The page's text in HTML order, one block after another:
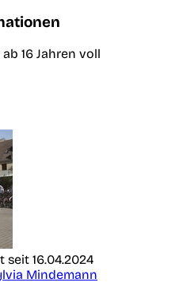
16 Jahren voll
seit 16.04.2024
Mindemann